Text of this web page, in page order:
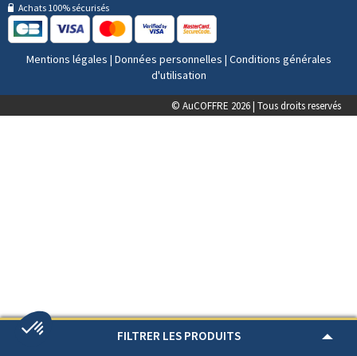
FILTRER LES PRODUITS
Achats 100% sécurisés
Mentions légales | Données personnelles | Conditions générales
d'utilisation
© AuCOFFRE 2026 | Tous droits reservés